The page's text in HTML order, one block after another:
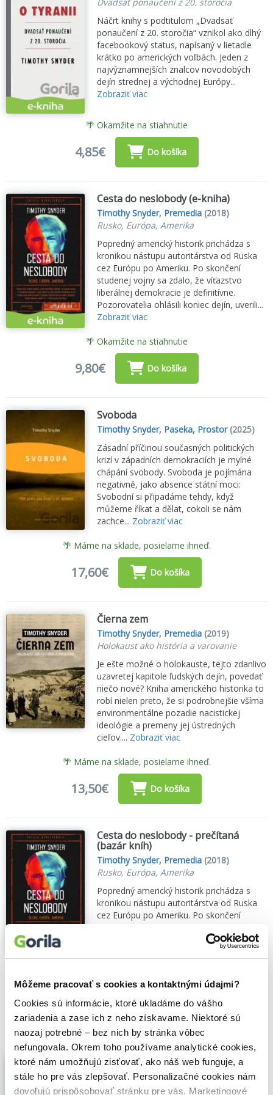
Môžeme pracovať s cookies a kontaktnými údajmi?
Cookies sú informácie, ktoré ukladáme do vášho
zariadenia a zase ich z neho získavame. Niektoré sú
naozaj potrebné – bez nich by stránka vôbec
nefungovala. Okrem toho používame analytické cookies,
ktoré nám umožňujú zisťovať, ako náš web funguje, a
stále ho pre vás zlepšovať. Personalizačné cookies nám
dovoľujú prispôsobovať stránku pre vás. Marketingové
Náčrt knihy s podtitulom „Dvadsať
ponaučení z 20. storočia“ vznikol ako dlhý
facebookový status, napísaný v lietadle
krátko po amerických voľbách. Jeden z
najvýznamnejších znalcov novodobých
dejín strednej a východnej Európy...
Zobraziť viac
🌴 Okamžite na stiahnutie
4,85€ Do košíka
Cesta do neslobody (e-kniha)
Timothy Snyder, Premedia (2018)
Rusko, Európa, Amerika
Popredný americký historik prichádza s
kronikou nástupu autoritárstva od Ruska
cez Európu po Ameriku. Po skončení
studenej vojny sa zdalo, že víťazstvo
liberálnej demokracie je definitívne.
Pozorovatelia ohlásili koniec dejín, uverili...
Zobraziť viac
🌴 Okamžite na stiahnutie
9,80€ Do košíka
Svoboda
Timothy Snyder, Paseka, Prostor(2025)
Zásadní příčinou současných politických
krizí v západních demokraciích je mylné
chápání svobody. Svoboda je pojímána
negativně, jako absence státní moci:
Svobodní si připadáme tehdy, když
můžeme říkat a dělat, cokoli se nám
zachce... Zobraziť viac
🌴 Máme na sklade, posielame ihneď.
17,60€ Do košíka
Čierna zem
Timothy Snyder, Premedia (2019)
Holokaust ako história a varovanie
Je ešte možné o holokauste, tejto zdanlivo
uzavretej kapitole ľudských dejín, povedať
niečo nové? Kniha amerického historika to
robí nielen preto, že si podrobnejšie všíma
environmentálne pozadie nacistickej
ideológie a premeny jej ústredných
cieľov.... Zobraziť viac
🌴 Máme na sklade, posielame ihneď.
13,50€ Do košíka
Cesta do neslobody - prečítaná
(bazár kníh)
Timothy Snyder, Premedia (2018)
Rusko, Európa, Amerika
Popredný americký historik prichádza s
kronikou nástupu autoritárstva od Ruska
cez Európu po Ameriku. Po skončení
liberálnej demokracie je definitívne.
Pozorovatelia ohlásili koniec dejín, uverili v
🌴 Máme na sklade, posielame ihneď.
12,00€ Do košíka
Tyranie
Timothy Snyder,Paseka(2017)
20 lekcí z 20. století